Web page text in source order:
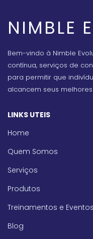
NIMBLE
Bem-vindo à Nimble
contínua, serviços de
para permitir que
alcancem seus
LINKS UTEIS
Home
Quem Somos
Serviços
Produtos
Treinamentos e Eventos
Blog